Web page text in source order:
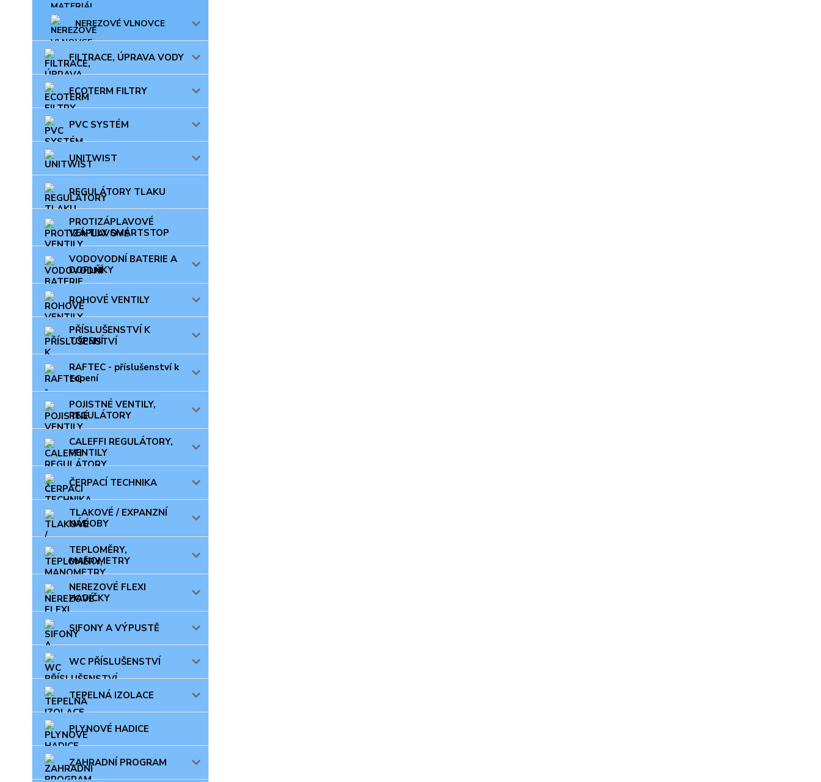
NEREZOVÉ VLNOVCE
FILTRACE, ÚPRAVA VODY
ECOTERM FILTRY
PVC SYSTÉM
UNITWIST
REGULÁTORY TLAKU
PROTIZÁPLAVOVÉ
VENTILY SMARTSTOP
VODOVODNÍ BATERIE A
DOPLŇKY
ROHOVÉ VENTILY
PŘÍSLUŠENSTVÍ K
TOPENÍ
RAFTEC - příslušenství k
topení
POJISTNÉ VENTILY,
REGULÁTORY
CALEFFI REGULÁTORY,
VENTILY
ČERPACÍ TECHNIKA
TLAKOVÉ / EXPANZNÍ
NÁDOBY
TEPLOMĚRY,
MANOMETRY
NEREZOVÉ FLEXI
HADIČKY
SIFONY A VÝPUSTĚ
WC PŘÍSLUŠENSTVÍ
TEPELNÁ IZOLACE
PLYNOVÉ HADICE
ZAHRADNÍ PROGRAM